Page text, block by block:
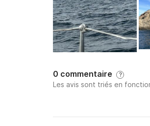
0 commentaire ?
Les avis sont triés en